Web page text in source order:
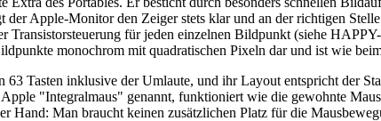
Apple-Monitor den Zeiger stets klar und an der richtigen
für jeden einzelnen Bildpunkt (siehe
monochrom mit quadratischen Pixeln dar und ist wie
Tasten inklusive der Umlaute, und ihr Layout entspricht der
"Integralmaus" genannt, funktioniert wie die gewohnte
Hand: Man braucht keinen zusätzlichen Platz für die